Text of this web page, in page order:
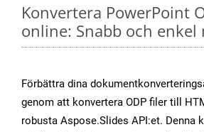
Konvertera PowerPoint
online: Snabb och enkel
Förbättra dina
genom att konvertera ODP filer till
robusta Aspose.Slides API:et. Denna